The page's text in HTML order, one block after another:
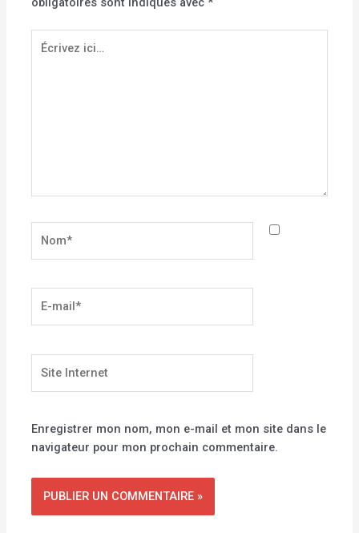
Écrivez
ici…
mail*
Internet
Enregistrer mon nom, mon e-mail et mon site dans le
navigateur pour mon prochain commentaire.